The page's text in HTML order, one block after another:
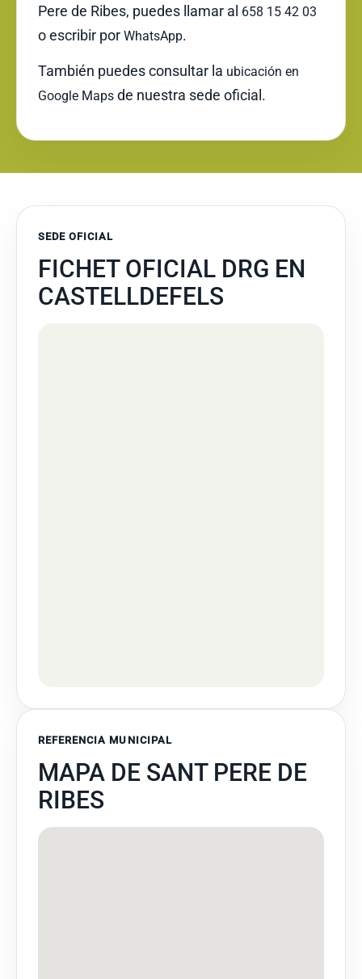
Pere de Ribes, puedes llamar al 658 15 42 03
o escribir por WhatsApp.
También puedes consultar la ubicación en
Google Maps de nuestra sede oficial.
SEDE OFICIAL
FICHET OFICIAL DRG EN
CASTELLDEFELS
REFERENCIA MUNICIPAL
MAPA DE SANT PERE DE
RIBES